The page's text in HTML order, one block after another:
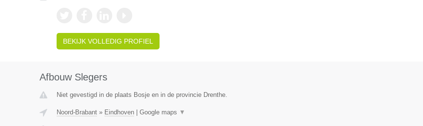
BEKIJK VOLLEDIG PROFIEL
Afbouw Slegers
Niet gevestigd in de plaats Bosje en in de provincie Drenthe.
Noord-Brabant» Eindhoven| Google maps ▼